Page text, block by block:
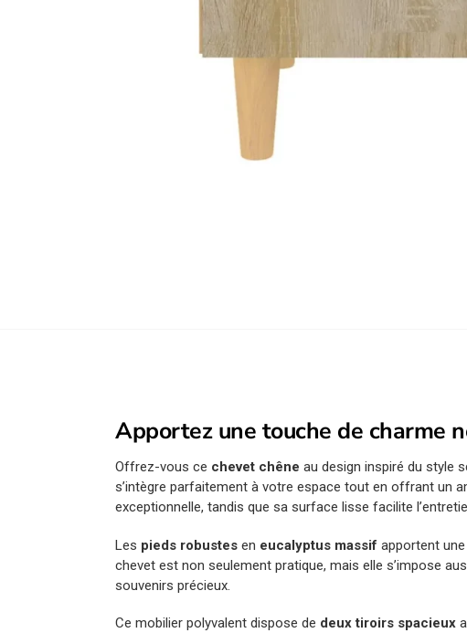
Apportez une touche de charme
Offrez-vous ce chevet chêne au design inspiré du style
s’intègre parfaitement à votre espace tout en offrant un
exceptionnelle, tandis que sa surface lisse facilite
Les pieds robustes en eucalyptus massif apportent
chevet est non seulement pratique, mais elle s’impose
souvenirs précieux.
Ce mobilier polyvalent dispose de deux tiroirs spacieux